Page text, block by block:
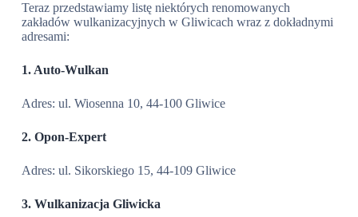
Teraz przedstawiamy listę niektórych renomowanych
zakładów wulkanizacyjnych w Gliwicach wraz z dokładnymi
adresami:
1. Auto-Wulkan
Adres: ul. Wiosenna 10, 44-100 Gliwice
2. Opon-Expert
Adres: ul. Sikorskiego 15, 44-109 Gliwice
3. Wulkanizacja Gliwicka